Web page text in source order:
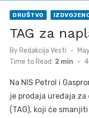
DRUŠTVO
TAG za
By Redakcija Vesti
Time to Read: 2 min -
Na NIS Petrol i
je prodaja uređaja
(TAG), koji će